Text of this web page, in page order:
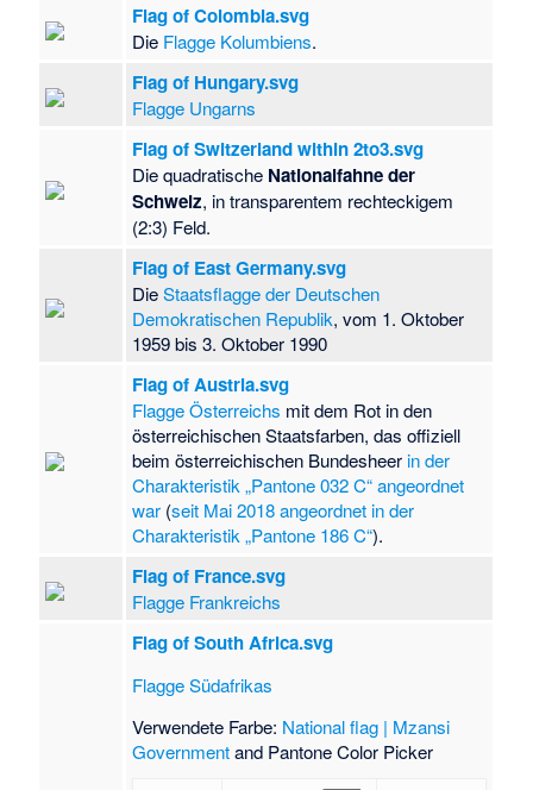
Flag of Colombia.svg
Die Flagge Kolumbiens.
Flag of Hungary.svg
Flagge Ungarns
Flag of Switzerland within 2to3.svg
Die quadratische Nationalfahne der
Schweiz, in transparentem rechteckigem
(2:3) Feld.
Flag of East Germany.svg
DieStaatsflagge der Deutschen
Demokratischen Republik, vom 1. Oktober
1959 bis 3. Oktober 1990
Flag of Austria.svg
Flagge Österreichs mit dem Rot in den
österreichischen Staatsfarben, das offiziell
beim österreichischen Bundesheer in der
Charakteristik „Pantone 032 C“ angeordnet
war (seit Mai 2018 angeordnet in der
Charakteristik „Pantone 186 C“).
Flag of France.svg
Flagge Frankreichs
Flag of South Africa.svg
Flagge Südafrikas
Verwendete Farbe: National flag | Mzansi
Governmentand Pantone Color Picker